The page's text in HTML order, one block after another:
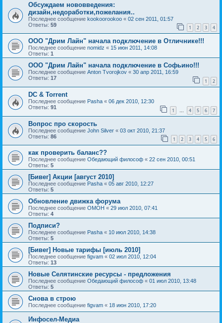
Обсуждаем нововведения:
дизайн,недоработки,пожелания..
Последнее сообщение kookoorookoo « 02 сен 2011, 01:57
Ответы: 59 1 2 3 4
ООО "Дрим Лайн" начала подключение в Отличнике!!!
Последнее сообщение nomidz « 15 июн 2011, 14:08
Ответы: 1
ООО "Дрим Лайн" начала подключение в Софьино!!!
Последнее сообщение Anton Tvorojkov « 30 апр 2011, 16:59
Ответы: 17 1 2
DC & Torrent
Последнее сообщение Pasha « 06 дек 2010, 12:30
Ответы: 91 1 … 4 5 6 7
Вопрос про скорость
Последнее сообщение John Silver « 03 окт 2010, 21:37
Ответы: 86 1 2 3 4 5 6
как проверить баланс??
Последнее сообщение Обедающий философ « 22 сен 2010, 00:51
Ответы: 5
[Бивег] Акции [август 2010]
Последнее сообщение Pasha « 05 авг 2010, 12:27
Ответы: 5
Обновление движка форума
Последнее сообщение OMOH « 29 июл 2010, 07:41
Ответы: 4
Подписи?
Последнее сообщение Pasha « 10 июл 2010, 14:38
Ответы: 5
[Бивег] Новые тарифы [июль 2010]
Последнее сообщение figvam « 02 июл 2010, 12:04
Ответы: 13
Новые Селятинские ресурсы - предложения
Последнее сообщение Обедающий философ « 01 июл 2010, 13:48
Ответы: 5
Снова в строю
Последнее сообщение figvam « 18 июн 2010, 17:20
Инфосел-Медиа